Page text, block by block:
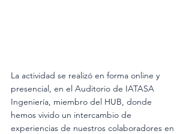
La actividad se realizó en forma online y
presencial, en el Auditorio de IATASA
Ingeniería, miembro del HUB, donde
hemos vivido un intercambio de
experiencias de nuestros colaboradores en